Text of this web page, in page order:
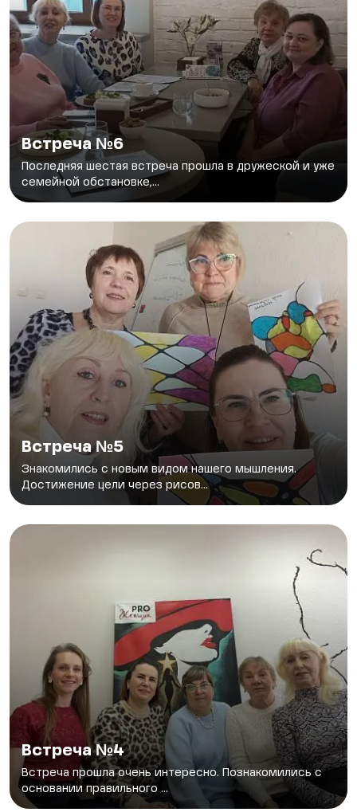
Встреча №6
Последняя шестая встреча прошла в дружеской и уже
семейной обстановке,...
Встреча №5
Знакомились с новым видом нашего мышления.
Достижение цели через рисов...
Встреча №4
Встреча прошла очень интересно. Познакомились с
основании правильного ...